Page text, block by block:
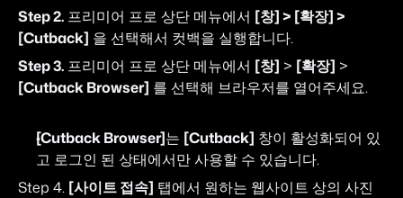
Step 2. 프리미어 프로 상단 메뉴에서 [창] > [확장] >
[Cutback] 을 선택해서 컷백을 실행합니다.
Step 3. 프리미어 프로 상단 메뉴에서 [창] > [확장]
[Cutback Browser] 를 선택해 브라우저를 열어주세요.
[Cutback Browser]는 [Cutback] 창이 활성화되어 있
고 로그인 된 상태에서만 사용할 수 있습니다.
Step 4. [사이트 접속] 탭에서 원하는 웹사이트 상의 사진